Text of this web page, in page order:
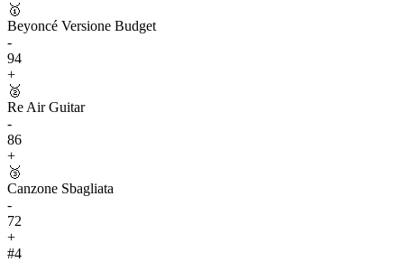
🥇
Beyoncé Versione Budget
-
94
+
🥈
Re Air Guitar
-
86
+
🥉
Canzone Sbagliata
-
72
+
#4